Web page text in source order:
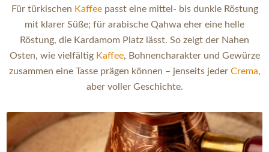
Für türkischen Kaffeepasst eine mittel- bis dunkle Röstung
mit klarer Süße; für arabische Qahwa eher eine helle
Röstung, die Kardamom Platz lässt. So zeigt der Nahen
Osten, wie vielfältig Kaffee, Bohnencharakter und Gewürze
zusammen eine Tasse prägen können – jenseits jeder Crema,
aber voller Geschichte.